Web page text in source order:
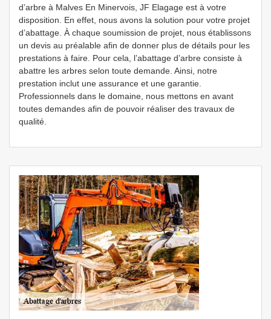
d’arbre à Malves En Minervois, JF Elagage est à votre
disposition. En effet, nous avons la solution pour votre projet
d’abattage. À chaque soumission de projet, nous établissons
un devis au préalable afin de donner plus de détails pour les
prestations à faire. Pour cela, l’abattage d’arbre consiste à
abattre les arbres selon toute demande. Ainsi, notre
prestation inclut une assurance et une garantie.
Professionnels dans le domaine, nous mettons en avant
toutes demandes afin de pouvoir réaliser des travaux de
qualité.